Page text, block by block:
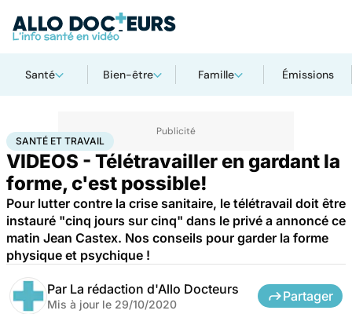
Santé Bien-être Famille Émissions
AccueilSantéMaladiesSanté et travail
SANTÉ ET TRAVAIL
VIDEOS - Télétravailler en gardant la
forme, c'est possible!
Pour lutter contre la crise sanitaire, le télétravail doit être
instauré "cinq jours sur cinq" dans le privé a annoncé ce
matin Jean Castex. Nos conseils pour garder la forme
physique et psychique !
Par La rédaction d'Allo Docteurs
Mis à jour le 29/10/2020
Partager